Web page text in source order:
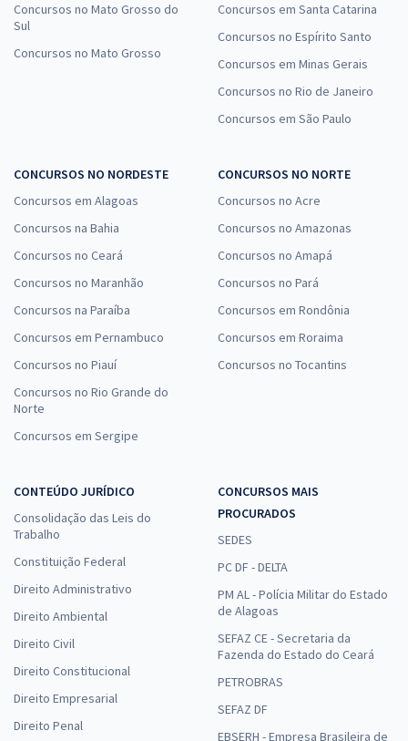
Concursos no Mato Grosso do
Sul
Concursos no Mato Grosso
Concursos em Santa Catarina
Concursos no Espírito Santo
Concursos em Minas Gerais
Concursos no Rio de Janeiro
Concursos em São Paulo
CONCURSOS NO NORDESTE
Concursos em Alagoas
Concursos na Bahia
Concursos no Ceará
Concursos no Maranhão
Concursos na Paraíba
Concursos em Pernambuco
Concursos no Piauí
Concursos no Rio Grande do
Norte
Concursos em Sergipe
CONCURSOS NO NORTE
Concursos no Acre
Concursos no Amazonas
Concursos no Amapá
Concursos no Pará
Concursos em Rondônia
Concursos em Roraima
Concursos no Tocantins
CONTEÚDO JURÍDICO
Consolidação das Leis do
Trabalho
Constituição Federal
Direito Administrativo
Direito Ambiental
Direito Civil
Direito Constitucional
Direito Empresarial
Direito Penal
CONCURSOS MAIS
PROCURADOS
SEDES
PC DF - DELTA
PM AL - Polícia Militar do Estado
de Alagoas
SEFAZ CE - Secretaria da
Fazenda do Estado do Ceará
PETROBRAS
SEFAZ DF
EBSERH - Empresa Brasileira de